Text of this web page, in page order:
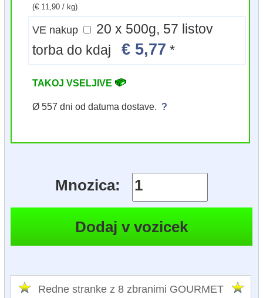
(€ 11,90 / kg)
VE nakup
20 x 500g, 57 listov
torba do kdaj€ 5,77 *
TAKOJ VSELJIVE
Ø 557 dni od datuma dostave. ?
Mnozica:
Redne stranke z 8 zbranimi GOURMET